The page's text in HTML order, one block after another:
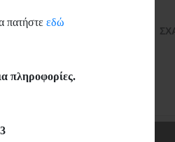
ΤΖΑΚΙΟΥ ΛΟΞΗ ΜΕ
Περισσότερα
πατήστε εδώ
πληροφορίες.